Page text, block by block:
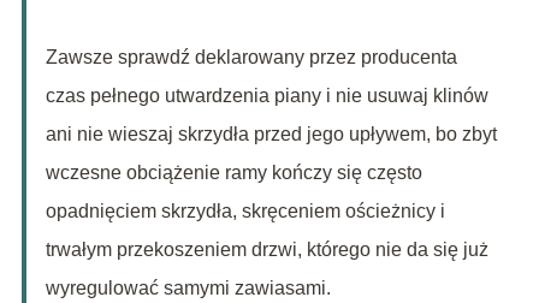
Zawsze sprawdź deklarowany przez producenta
czas pełnego utwardzenia piany i nie usuwaj klinów
ani nie wieszaj skrzydła przed jego upływem, bo zbyt
wczesne obciążenie ramy kończy się często
opadnięciem skrzydła, skręceniem ościeżnicy i
trwałym przekoszeniem drzwi, którego nie da się już
wyregulować samymi zawiasami.